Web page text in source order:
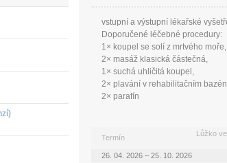
vstupní a výstupní lékařské
Doporučené léčebné procedury:
1× koupel se solí z mrtvého moře,
2× masáž klasická částečná,
1× suchá uhličitá koupel,
2× plavání v rehabilitačním
2× parafín
Termín
Lůžko
26. 04. 2026 – 25. 10. 2026